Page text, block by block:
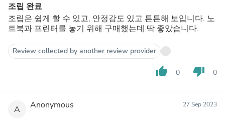
조립 완료
조립은 쉽게 할 수 있고, 안정감도 있고 튼튼해 보입니다. 노
트북과 프린터를 놓기 위해 구매했는데 딱 좋았습니다.
Review collected by another review provider
thumb_up 0 thumb_down 0
A Anonymous 27 Sep 2023